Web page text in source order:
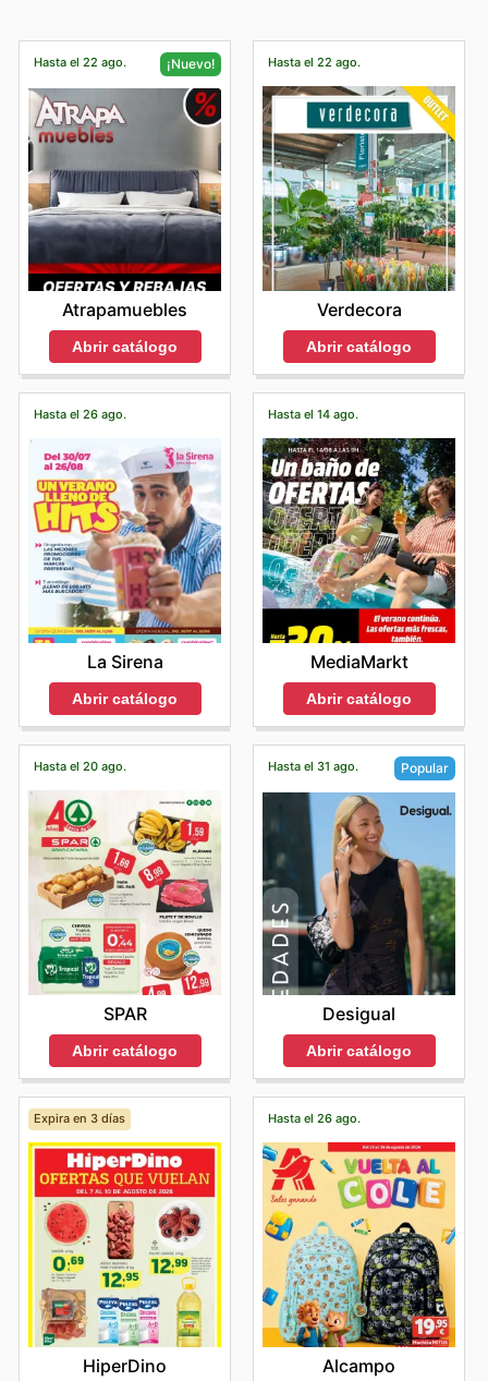
Hasta el 22 ago. ¡Nuevo!
Atrapamuebles
Abrir catálogo
Hasta el 22 ago.
Verdecora
Abrir catálogo
Hasta el 26 ago.
La Sirena
Abrir catálogo
Hasta el 14 ago.
MediaMarkt
Abrir catálogo
Hasta el 20 ago.
SPAR
Abrir catálogo
Hasta el 31 ago. Popular
Desigual
Abrir catálogo
Expira en 3 días
HiperDino
Hasta el 26 ago.
Alcampo